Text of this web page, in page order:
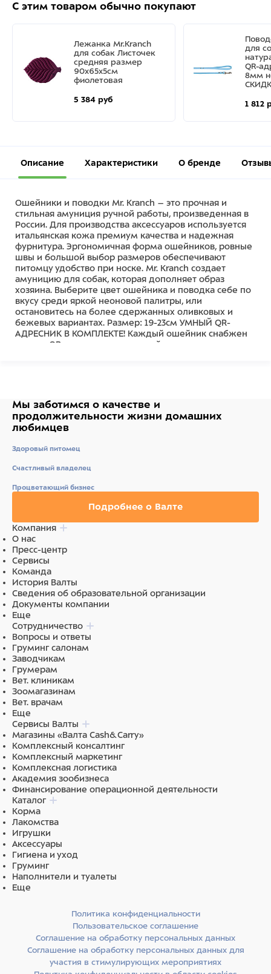
С этим товаром обычно покупают
Лежанка Mr.Kranch
для собак Листочек
средняя размер
90х65х5см
фиолетовая
5 384 руб
для
QR-
8мм
1 812
Описание Характеристики О бренде
Ошейники и поводки Mr. Kranch – это прочная и
стильная амуниция ручной работы, произведенная в
России. Для производства аксессуаров используется
итальянская кожа премиум качества и надежная
фурнитура. Эргономичная форма ошейников, ровные
швы и большой выбор размеров обеспечивают
питомцу удобство при носке. Mr. Kranch создает
амуницию для собак, которая дополняет образ
хозяина. Выберите цвет ошейника и поводка себе по
вкусу среди яркой неоновой палитры, или
остановитесь на более сдержанных оливковых и
бежевых вариантах. Размер: 19-23см УМНЫЙ QR-
АДРЕСНИК В КОМПЛЕКТЕ! Каждый ошейник снабжен
умным QR-адресником, который поможет связаться с
Состав
100% кожа, металл
Мы заботимся о качестве и
продолжительности жизни домашних
любимцев
Здоровый питомец
Счастливый владелец
Процветающий бизнес
Подробнее о Валте
Компания
О нас
Пресс-центр
Сервисы
Команда
История Валты
Сведения об образовательной организации
Документы компании
Еще
Сотрудничество
Вопросы и ответы
Груминг салонам
Заводчикам
Грумерам
Вет. клиникам
Зоомагазинам
Вет. врачам
Еще
Сервисы Валты
Магазины «Валта Cash&Carry»
Комплексный консалтинг
Комплексный маркетинг
Комплексная логистика
Академия зообизнеса
Финансирование операционной деятельности
Каталог
Корма
Лакомства
Игрушки
Аксессуары
Гигиена и уход
Груминг
Наполнители и туалеты
Еще
Политика конфиденциальности
Пользовательское соглашение
Соглашение на обработку персональных данных
Соглашение на обработку персональных данных для
участия в стимулирующих мероприятиях